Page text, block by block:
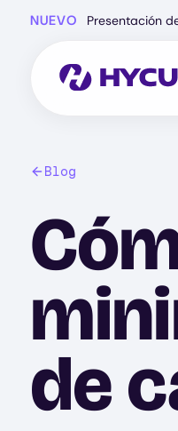
NUEVO Presentación
Blog
de